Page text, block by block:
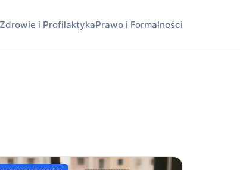
Zdrowie i ProfilaktykaPrawo i Formalności